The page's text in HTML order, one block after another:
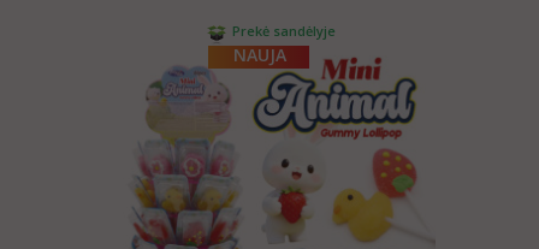
Prekė sandėlyje
NAUJA